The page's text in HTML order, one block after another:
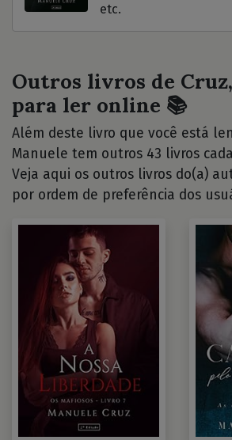
etc.
Outros livros de
para ler online 📚
Além deste livro que você está
Manuele tem outros 43 livros
Veja aqui os outros livros do(a)
por ordem de preferência dos